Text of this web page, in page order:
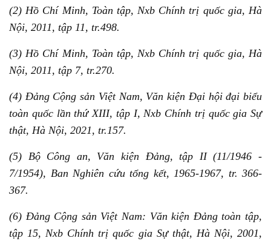
(2) Hồ Chí Minh, Toàn tập, Nxb Chính trị quốc gia, Hà
Nội, 2011, tập 11, tr.498.
(3) Hồ Chí Minh, Toàn tập, Nxb Chính trị quốc gia, Hà
Nội, 2011, tập 7, tr.270.
(4) Đảng Cộng sản Việt Nam, Văn kiện Đại hội đại biểu
toàn quốc lần thứ XIII, tập I, Nxb Chính trị quốc gia Sự
thật, Hà Nội, 2021, tr.157.
(5) Bộ Công an, Văn kiện Đảng, tập II (11/1946 -
7/1954), Ban Nghiên cứu tổng kết, 1965-1967, tr. 366-
367.
(6) Đảng Cộng sản Việt Nam: Văn kiện Đảng toàn tập,
tập 15, Nxb Chính trị quốc gia Sự thật, Hà Nội, 2001,